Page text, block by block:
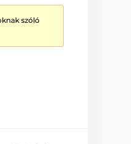
szóló